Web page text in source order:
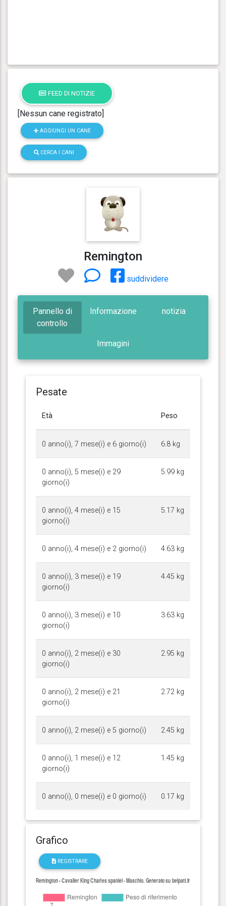
FEED DI NOTIZIE
[Nessun cane registrato]
AGGIUNGI UN CANE
CERCA I CANI
Remington
suddividere
Pannello di
controllo
Informazione notizia
Immagini
Pesate
Età Peso
0 anno(i), 7 mese(i) e 6 giorno(i) 6.8 kg
0 anno(i), 5 mese(i) e 29
giorno(i)
5.99 kg
0 anno(i), 4 mese(i) e 15
giorno(i)
5.17 kg
0 anno(i), 4 mese(i) e 2 giorno(i) 4.63 kg
0 anno(i), 3 mese(i) e 19
giorno(i)
4.45 kg
0 anno(i), 3 mese(i) e 10
giorno(i)
3.63 kg
0 anno(i), 2 mese(i) e 30
giorno(i)
2.95 kg
0 anno(i), 2 mese(i) e 21
giorno(i)
2.72 kg
0 anno(i), 2 mese(i) e 5 giorno(i) 2.45 kg
0 anno(i), 1 mese(i) e 12
giorno(i)
1.45 kg
0 anno(i), 0 mese(i) e 0 giorno(i) 0.17 kg
Grafico
REGISTRARE